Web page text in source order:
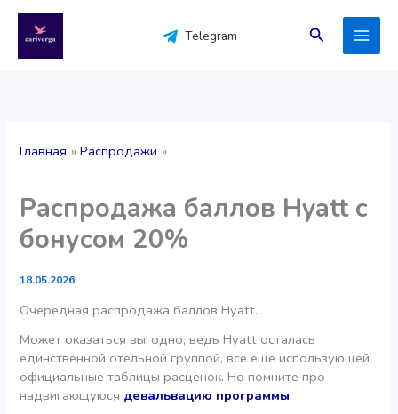
содержимому
Telegram Поиск
Главная Распродажи
Распродажа баллов Hyatt с
бонусом 20%
18.05.2026
Очередная распродажа баллов Hyatt.
Может оказаться выгодно, ведь Hyatt осталась
единственной отельной группой, всё еще использующей
официальные таблицы расценок. Но помните про
надвигающуюся девальвацию программы.